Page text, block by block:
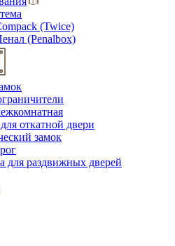
(Twice)
(Penalbox)
откатной двери
замок
для раздвижных дверей